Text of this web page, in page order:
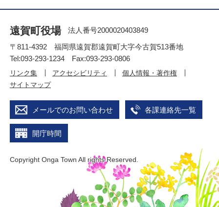
遠賀町役場
法人番号2000020403849
〒811-4392 福岡県遠賀郡遠賀町大字今古賀513番地
Tel:093-293-1234 Fax:093-293-0806
リンク集 アクセシビリティ
個人情報・著作権
サイトマップ
メールでのお問い合わせ 各課連絡先一覧
開庁時間
Copyright Onga Town All rights Reserved.